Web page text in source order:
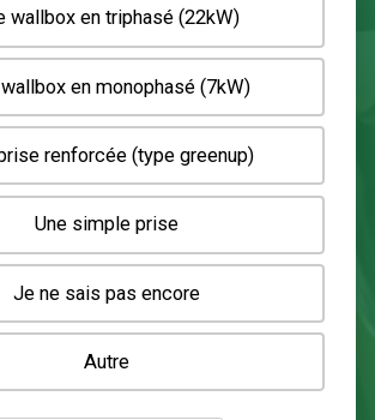
de borne souhaitez-
installer ?
Une wallbox en triphasé (22kW)
wallbox en monophasé (7kW)
Une prise renforcée (type greenup)